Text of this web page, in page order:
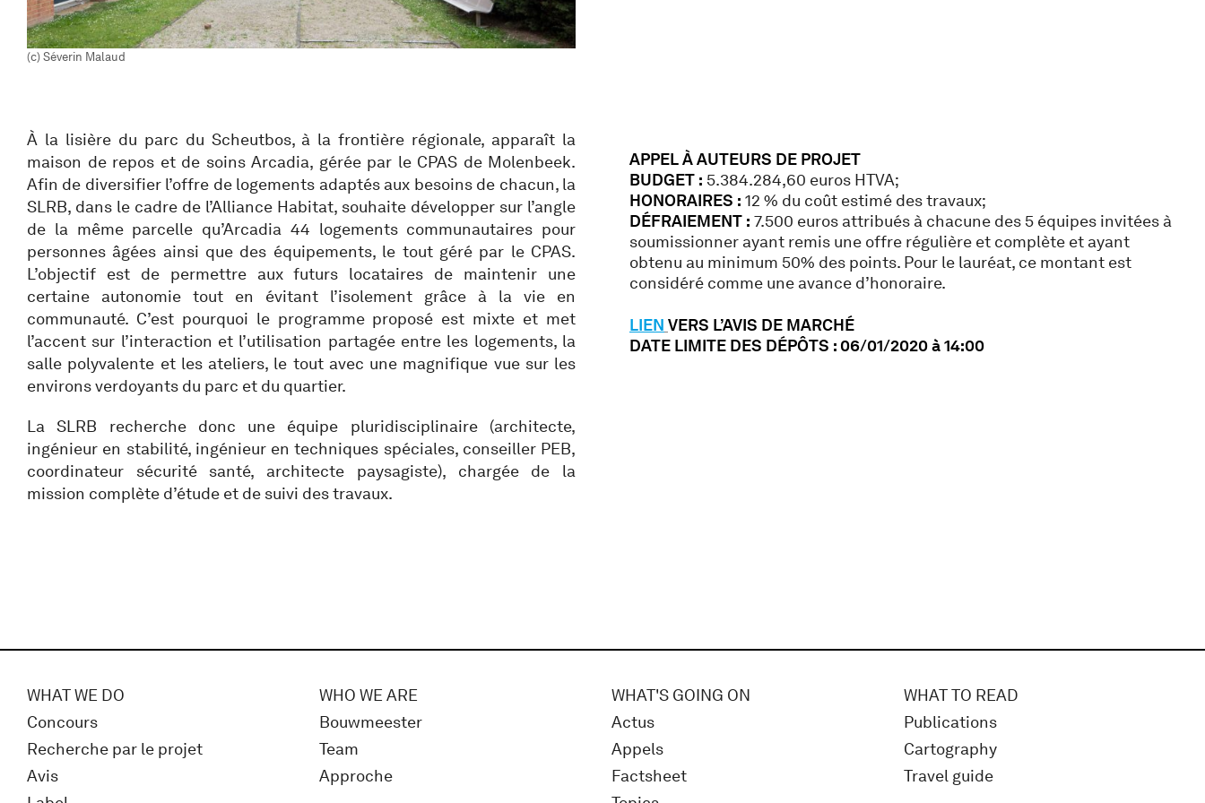
(c) Séverin Malaud
À la lisière du parc du Scheutbos, à la frontière régionale, apparaît la
maison de repos et de soins Arcadia, gérée par le CPAS de Molenbeek.
Afin de diversifier l’offre de logements adaptés aux besoins de chacun, la
SLRB, dans le cadre de l’Alliance Habitat, souhaite développer sur l’angle
de la même parcelle qu’Arcadia 44 logements communautaires pour
personnes âgées ainsi que des équipements, le tout géré par le CPAS.
L’objectif est de permettre aux futurs locataires de maintenir une
certaine autonomie tout en évitant l’isolement grâce à la vie en
communauté. C’est pourquoi le programme proposé est mixte et met
l’accent sur l’interaction et l’utilisation partagée entre les logements, la
salle polyvalente et les ateliers, le tout avec une magnifique vue sur les
environs verdoyants du parc et du quartier.
La SLRB recherche donc une équipe pluridisciplinaire (architecte,
ingénieur en stabilité, ingénieur en techniques spéciales, conseiller PEB,
coordinateur sécurité santé, architecte paysagiste), chargée de la
mission complète d’étude et de suivi des travaux.
APPEL À AUTEURS DE PROJET
BUDGET : 5.384.284,60 euros HTVA;
HONORAIRES : 12 % du coût estimé des travaux;
DÉFRAIEMENT : 7.500 euros attribués à chacune des 5 équipes invitées à
soumissionner ayant remis une offre régulière et complète et ayant
obtenu au minimum 50% des points. Pour le lauréat, ce montant est
considéré comme une avance d’honoraire.
LIEN VERS L’AVIS DE MARCHÉ
DATE LIMITE DES DÉPÔTS : 06/01/2020 à 14:00
WHAT WE DO
Concours
Recherche par le projet
Avis
WHO WE ARE
Bouwmeester
Team
Approche
WHAT'S GOING ON
Actus
Appels
Factsheet
WHAT TO READ
Publications
Cartography
Travel guide